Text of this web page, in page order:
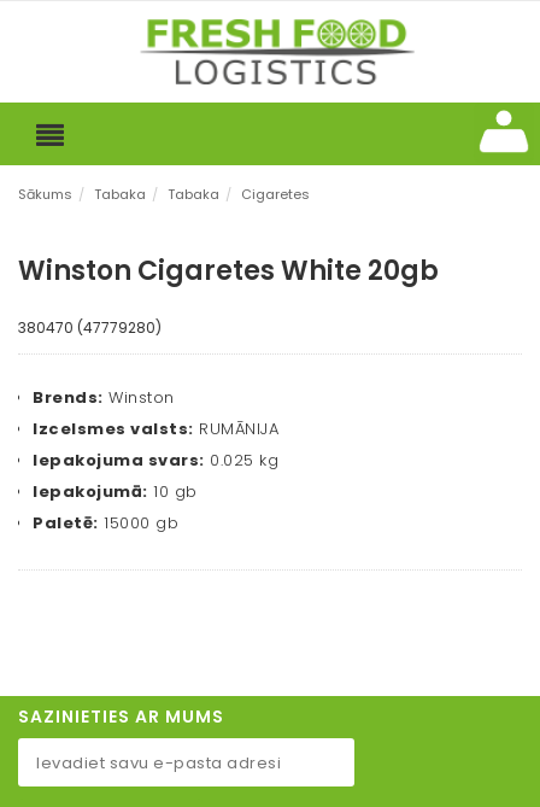
Sākums / Tabaka / Tabaka / Cigaretes
Winston Cigaretes White 20gb
380470 (47779280)
Brends: Winston
Izcelsmes valsts: RUMĀNIJA
Iepakojuma svars: 0.025 kg
Iepakojumā: 10 gb
Paletē: 15000 gb
SAZINIETIES AR MUMS